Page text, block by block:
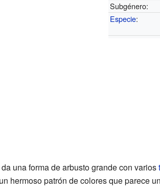
Subgénero:
Especie:
una forma de arbusto grande con varios
hermoso patrón de colores que parece